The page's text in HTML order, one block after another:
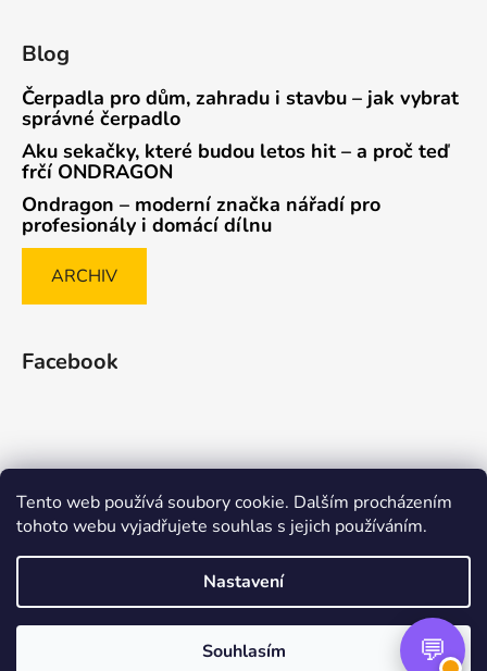
Tento web používá soubory cookie. Dalším procházením
tohoto webu vyjadřujete souhlas s jejich používáním.
Nastavení
Souhlasím
Blog
Čerpadla pro dům, zahradu i stavbu – jak vybrat
správné čerpadlo
Aku sekačky, které budou letos hit – a proč teď
frčí ONDRAGON
Ondragon – moderní značka nářadí pro
profesionály i domácí dílnu
ARCHIV
Facebook
Způsob ověřování recenzí
Vytvořil Shoptet Premium
nasenaradi.cz
. Všechna práva